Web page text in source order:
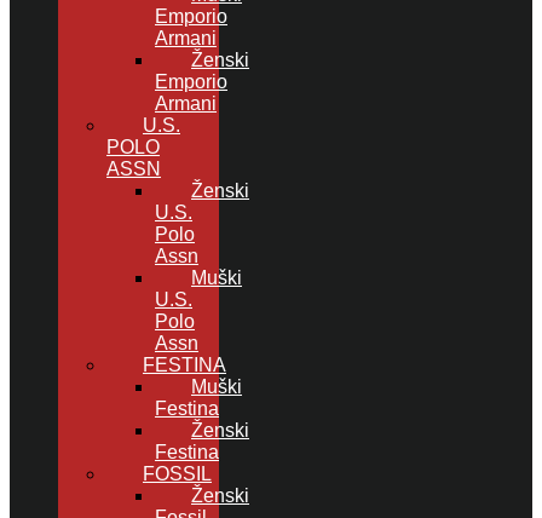
Emporio
Armani
Ženski
Emporio
Armani
U.S.
POLO
ASSN
Ženski
U.S.
Polo
Assn
Muški
U.S.
Polo
Assn
FESTINA
Muški
Festina
Ženski
Festina
FOSSIL
Ženski